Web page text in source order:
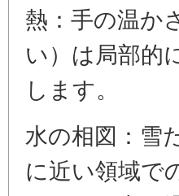
熱：手の温か
い）は局部的
します。
水の相図：雪
に近い領域で